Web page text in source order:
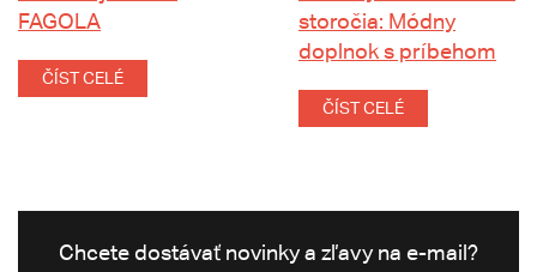
FAGOLA
ČÍST CELÉ
storočia: Módny
doplnok s príbehom
ČÍST CELÉ
Chcete dostávať novinky a zľavy na e-mail?